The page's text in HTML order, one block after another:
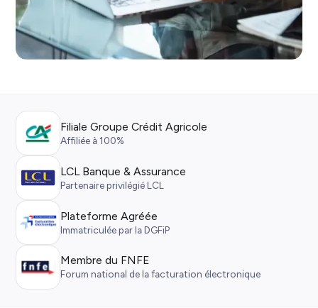
Filiale Groupe Crédit Agricole
Affiliée à 100%
LCL Banque & Assurance
Partenaire privilégié LCL
Plateforme Agréée
Immatriculée par la DGFiP
Membre du FNFE
Forum national de la facturation électronique